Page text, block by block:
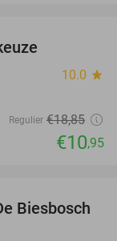
10.0 star
Regulier €18,85
€10,95
21%
Biesbosch